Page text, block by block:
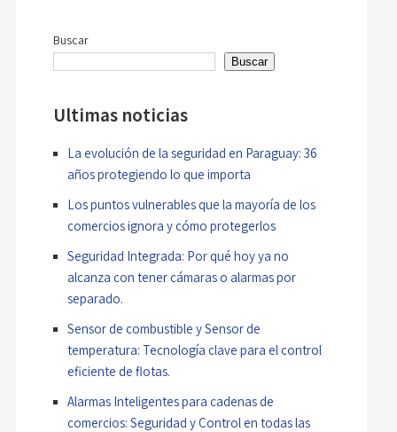
entradas
Buscar
Buscar
Ultimas noticias
La evolución de la seguridad en Paraguay: 36
años protegiendo lo que importa
Los puntos vulnerables que la mayoría de los
comercios ignora y cómo protegerlos
Seguridad Integrada: Por qué hoy ya no
alcanza con tener cámaras o alarmas por
separado.
Sensor de combustible y Sensor de
temperatura: Tecnología clave para el control
eficiente de flotas.
Alarmas Inteligentes para cadenas de
comercios: Seguridad y Control en todas las